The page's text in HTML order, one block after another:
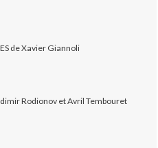
de Xavier Giannoli
Rodionov et Avril Tembouret